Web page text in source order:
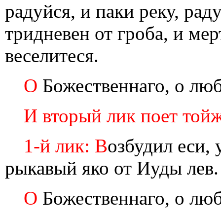
радуйся, и паки реку,
тридневен от гроба, и
веселитеся.
О Божественнаго, о
И вторый лик поет
1-й лик: Возбудил еси,
рыкавый яко от Иуды лев.
О Божественнаго, о